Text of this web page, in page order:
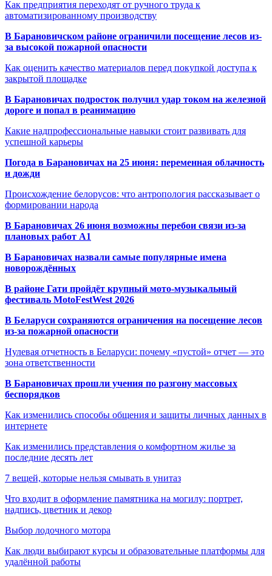
Как предприятия переходят от ручного труда к
автоматизированному производству
В Барановичском районе ограничили посещение лесов из-
за высокой пожарной опасности
Как оценить качество материалов перед покупкой доступа к
закрытой площадке
В Барановичах подросток получил удар током на железной
дороге и попал в реанимацию
Какие надпрофессиональные навыки стоит развивать для
успешной карьеры
Погода в Барановичах на 25 июня: переменная облачность
и дожди
Происхождение белорусов: что антропология рассказывает о
формировании народа
В Барановичах 26 июня возможны перебои связи из-за
плановых работ A1
В Барановичах назвали самые популярные имена
новорождённых
В районе Гати пройдёт крупный мото-музыкальный
фестиваль MotoFestWest 2026
В Беларуси сохраняются ограничения на посещение лесов
из-за пожарной опасности
Нулевая отчетность в Беларуси: почему «пустой» отчет — это
зона ответственности
В Барановичах прошли учения по разгону массовых
беспорядков
Как изменились способы общения и защиты личных данных в
интернете
Как изменились представления о комфортном жилье за
последние десять лет
7 вещей, которые нельзя смывать в унитаз
Что входит в оформление памятника на могилу: портрет,
надпись, цветник и декор
Выбор лодочного мотора
Как люди выбирают курсы и образовательные платформы для
удалённой работы